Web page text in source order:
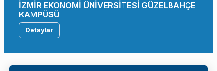
İZMİR EKONOMİ ÜNİVERSİTESİ GÜZELBAHÇE
KAMPÜSÜ
Detaylar